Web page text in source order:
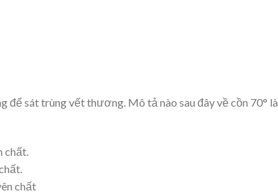
để sát trùng vết thương. Mô tả nào sau đây về cồn 70° là
chất.
chất